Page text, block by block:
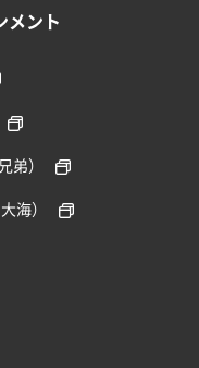
メント
弟）
海）